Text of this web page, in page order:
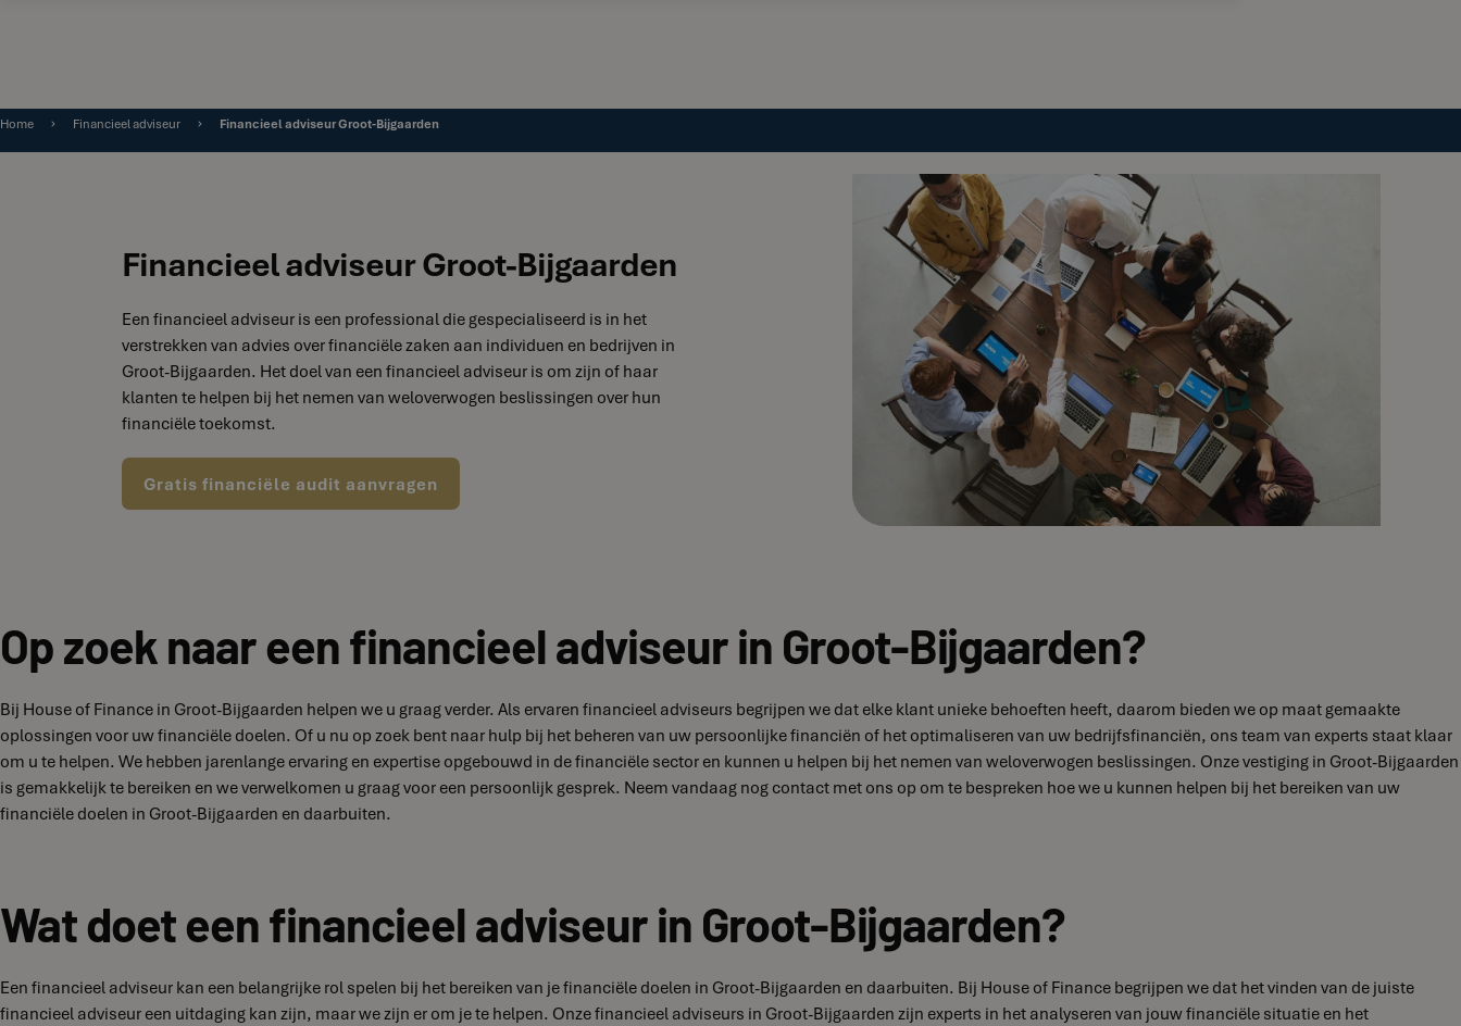
Home Financieel adviseur Financieel adviseur Groot-Bijgaarden
Financieel adviseur Groot-Bijgaarden
Een financieel adviseur is een professional die gespecialiseerd is in het
verstrekken van advies over financiële zaken aan individuen en bedrijven in
Groot-Bijgaarden. Het doel van een financieel adviseur is om zijn of haar
klanten te helpen bij het nemen van weloverwogen beslissingen over hun
financiële toekomst.
Gratis financiële audit aanvragen
Op zoek naar een financieel adviseur in Groot-Bijgaarden?
Bij House of Finance in Groot-Bijgaarden helpen we u graag verder. Als ervaren financieel adviseurs begrijpen we dat elke klant unieke behoeften heeft, daarom bieden we op maat gemaakte
oplossingen voor uw financiële doelen. Of u nu op zoek bent naar hulp bij het beheren van uw persoonlijke financiën of het optimaliseren van uw bedrijfsfinanciën, ons team van experts staat klaar
om u te helpen. We hebben jarenlange ervaring en expertise opgebouwd in de financiële sector en kunnen u helpen bij het nemen van weloverwogen beslissingen. Onze vestiging in Groot-Bijgaarden
is gemakkelijk te bereiken en we verwelkomen u graag voor een persoonlijk gesprek. Neem vandaag nog contact met ons op om te bespreken hoe we u kunnen helpen bij het bereiken van uw
financiële doelen in Groot-Bijgaarden en daarbuiten.
Wat doet een financieel adviseur in Groot-Bijgaarden?
Een financieel adviseur kan een belangrijke rol spelen bij het bereiken van je financiële doelen in Groot-Bijgaarden en daarbuiten. Bij House of Finance begrijpen we dat het vinden van de juiste
financieel adviseur een uitdaging kan zijn, maar we zijn er om je te helpen. Onze financieel adviseurs in Groot-Bijgaarden zijn experts in het analyseren van jouw financiële situatie en het